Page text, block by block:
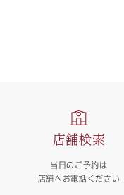
店舗検索
当日のご予約は
店舗へお電話ください